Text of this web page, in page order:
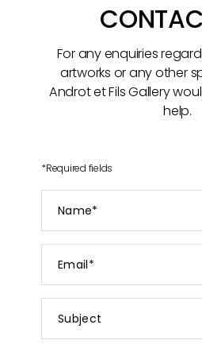
For any enquiries
artworks or any other
Androt et Fils Gallery
help.
*Required fields